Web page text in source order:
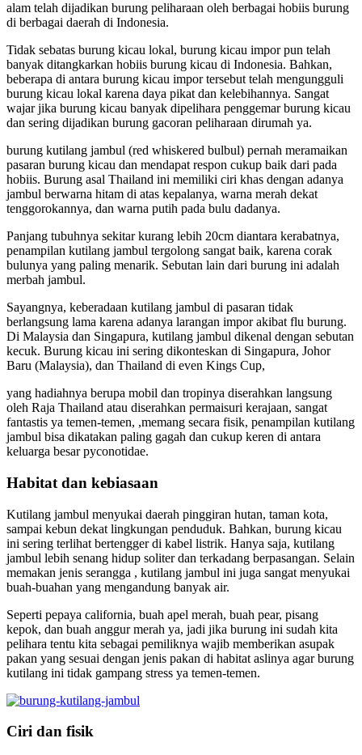
alam telah dijadikan burung peliharaan oleh berbagai hobiis burung
di berbagai daerah di Indonesia.
Tidak sebatas burung kicau lokal, burung kicau impor pun telah
banyak ditangkarkan hobiis burung kicau di Indonesia. Bahkan,
beberapa di antara burung kicau impor tersebut telah mengungguli
burung kicau lokal karena daya pikat dan kelebihannya. Sangat
wajar jika burung kicau banyak dipelihara penggemar burung kicau
dan sering dijadikan burung gacoran peliharaan dirumah ya.
burung kutilang jambul (red whiskered bulbul) pernah meramaikan
pasaran burung kicau dan mendapat respon cukup baik dari pada
hobiis. Burung asal Thailand ini memiliki ciri khas dengan adanya
jambul berwarna hitam di atas kepalanya, warna merah dekat
tenggorokannya, dan warna putih pada bulu dadanya.
Panjang tubuhnya sekitar kurang lebih 20cm diantara kerabatnya,
penampilan kutilang jambul tergolong sangat baik, karena corak
bulunya yang paling menarik. Sebutan lain dari burung ini adalah
merbah jambul.
Sayangnya, keberadaan kutilang jambul di pasaran tidak
berlangsung lama karena adanya larangan impor akibat flu burung.
Di Malaysia dan Singapura, kutilang jambul dikenal dengan sebutan
kecuk. Burung kicau ini sering dikonteskan di Singapura, Johor
Baru (Malaysia), dan Thailand di even Kings Cup,
yang hadiahnya berupa mobil dan tropinya diserahkan langsung
oleh Raja Thailand atau diserahkan permaisuri kerajaan, sangat
fantastis ya temen-temen, ,memang secara fisik, penampilan kutilang
jambul bisa dikatakan paling gagah dan cukup keren di antara
keluarga besar pyconotidae.
Habitat dan kebiasaan
Kutilang jambul menyukai daerah pinggiran hutan, taman kota,
sampai kebun dekat lingkungan penduduk. Bahkan, burung kicau
ini sering terlihat bertengger di kabel listrik. Hanya saja, kutilang
jambul lebih senang hidup soliter dan terkadang berpasangan. Selain
memakan jenis serangga , kutilang jambul ini juga sangat menyukai
buah-buahan yang mengandung banyak air.
Seperti pepaya california, buah apel merah, buah pear, pisang
kepok, dan buah anggur merah ya, jadi jika burung ini sudah kita
pelihara tentu kita sebagai pemiliknya wajib memberikan asupak
pakan yang sesuai dengan jenis pakan di habitat aslinya agar burung
kutilang ini tidak gampang stress ya temen-temen.
Ciri dan fisik